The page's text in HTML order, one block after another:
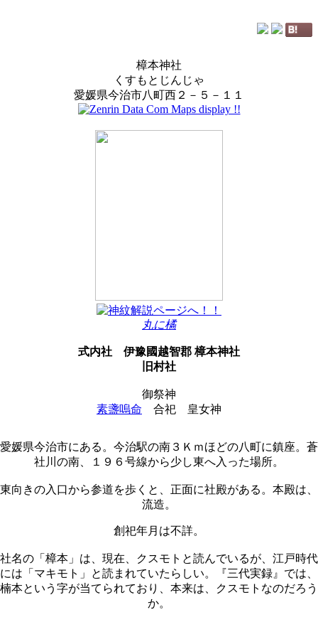
樟本神社
くすもとじんじゃ
愛媛県今治市八町西２－５－１１
丸に橘
式内社
伊豫國越智郡 樟本神社
旧村社
御祭神
素盞嗚命 合祀 皇女神
愛媛県今治市にある。今治駅の南３Ｋｍほどの八町に鎮座。蒼
社川の南、１９６号線から少し東へ入った場所。
東向きの入口から参道を歩くと、正面に社殿がある。本殿は、
流造。
創祀年月は不詳。
社名の「樟本」は、現在、クスモトと読んでいるが、江戸時代
には「マキモト」と読まれていたらしい。『三代実録』では、
楠本という字が当てられており、本来は、クスモトなのだろう
か。